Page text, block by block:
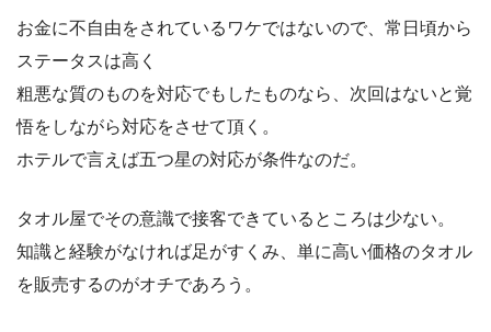
お金に不自由をされているワケではないので、常日頃から
ステータスは高く
粗悪な質のものを対応でもしたものなら、次回はないと覚
悟をしながら対応をさせて頂く。
ホテルで言えば五つ星の対応が条件なのだ。
タオル屋でその意識で接客できているところは少ない。
知識と経験がなければ足がすくみ、単に高い価格のタオル
を販売するのがオチであろう。